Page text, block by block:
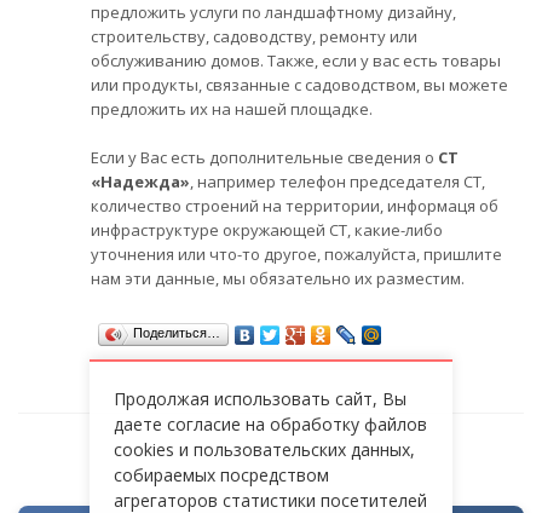
предложить услуги по ландшафтному дизайну,
строительству, садоводству, ремонту или
обслуживанию домов. Также, если у вас есть товары
или продукты, связанные с садоводством, вы можете
предложить их на нашей площадке.
Если у Вас есть дополнительные сведения о СТ
«Надежда», например телефон председателя СТ,
количество строений на территории, информаця об
инфраструктуре окружающей СТ, какие-либо
уточнения или что-то другое, пожалуйста, пришлите
нам эти данные, мы обязательно их разместим.
Поделиться…
СТ «НАДЕЖДА»
Продолжая использовать сайт, Вы
даете согласие на обработку файлов
cookies и пользовательских данных,
собираемых посредством
агрегаторов статистики посетителей